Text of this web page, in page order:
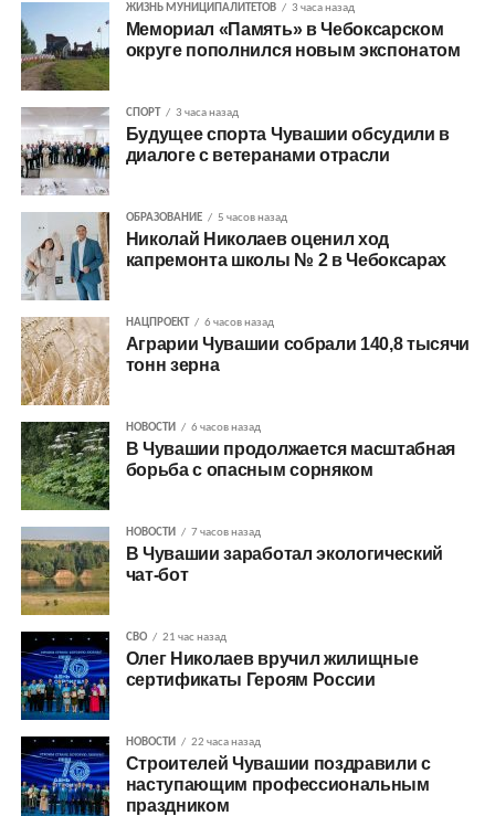
ЖИЗНЬ МУНИЦИПАЛИТЕТОВ 3 часа назад
Мемориал «Память» в Чебоксарском
округе пополнился новым экспонатом
СПОРТ 3 часа назад
Будущее спорта Чувашии обсудили в
диалоге с ветеранами отрасли
ОБРАЗОВАНИЕ 5 часов назад
Николай Николаев оценил ход
капремонта школы № 2 в Чебоксарах
НАЦПРОЕКТ 6 часов назад
Аграрии Чувашии собрали 140,8 тысячи
тонн зерна
НОВОСТИ 6 часов назад
В Чувашии продолжается масштабная
борьба с опасным сорняком
НОВОСТИ 7 часов назад
В Чувашии заработал экологический
чат-бот
СВО 21 час назад
Олег Николаев вручил жилищные
сертификаты Героям России
НОВОСТИ 22 часа назад
Строителей Чувашии поздравили с
наступающим профессиональным
праздником